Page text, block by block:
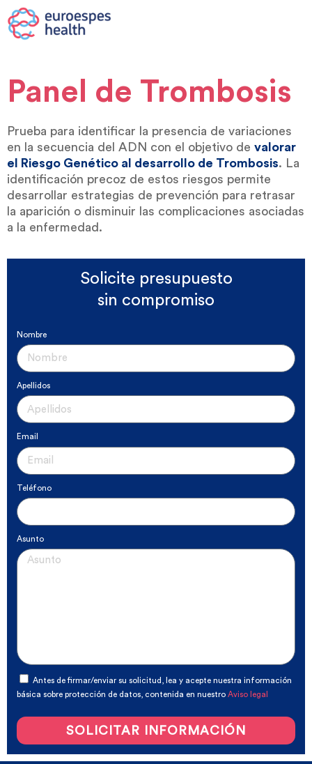
Panel de Trombosis
Prueba para identificar la presencia de variaciones
en la secuencia del ADN con el objetivo de valorar
el Riesgo Genético al desarrollo de Trombosis. La
identificación precoz de estos riesgos permite
desarrollar estrategias de prevención para retrasar
la aparición o disminuir las complicaciones asociadas
a la enfermedad.
Solicite presupuesto
sin compromiso
Nombre
Apellidos
Email
Teléfono
Asunto
Antes de firmar/enviar su solicitud, lea y acepte nuestra información
básica sobre protección de datos, contenida en nuestro Aviso legal
SOLICITAR INFORMACIÓN